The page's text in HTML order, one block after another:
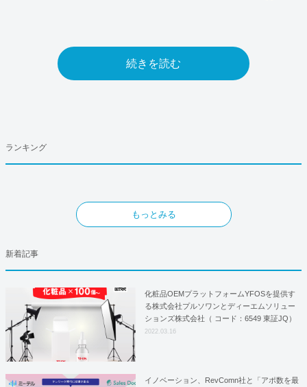
続きを読む
ランキング
もっとみる
新着記事
化粧品OEMプラットフォームYFOSを提供す
る株式会社プルソワンとディーエムソリュー
ションズ株式会社（ コード：6549 東証JQ）
はYFOSにおけるロジスティクスパートナー
2022.03.16
イノベーション、RevComn社と「アポ数を最